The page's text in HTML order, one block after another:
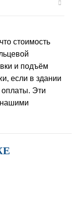
стоимость
и подъём
если в здании
оплаты. Эти
нашими